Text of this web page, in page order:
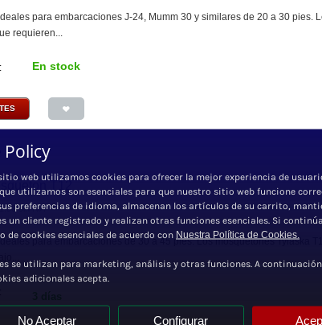
para embarcaciones J-24, Mumm 30 y similares de 20 a 30 pies.
requieren...
En stock
T12
sin IVA
para embarcaciones de 30 a 45 pies. Los mosquetones Tylaska
Policy
web utilizamos cookies para ofrecer la mejor experiencia de
utilizamos son esenciales para que nuestro sitio web funcione
preferencias de idioma, almacenan los artículos de su carrito,
un cliente registrado y realizan otras funciones esenciales. Si
de cookies esenciales de acuerdo con Nuestra Política de Cookies.
se utilizan para marketing, análisis y otras funciones. A
adicionales acepta.
No Aceptar Configurar